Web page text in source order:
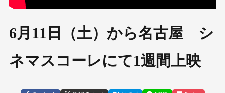
6月11日（土）から名古屋 シ
ネマスコーレにて1週間上映